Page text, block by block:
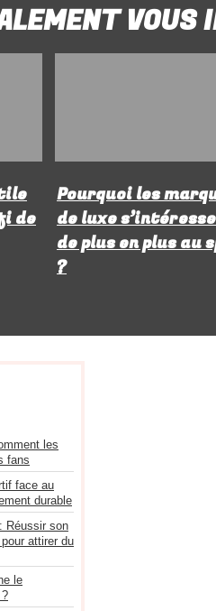
VOUS
de
Pourquoi les
de luxe
de plus en plus au
?
les
fans
face au
durable
Réussir son
attirer du
le